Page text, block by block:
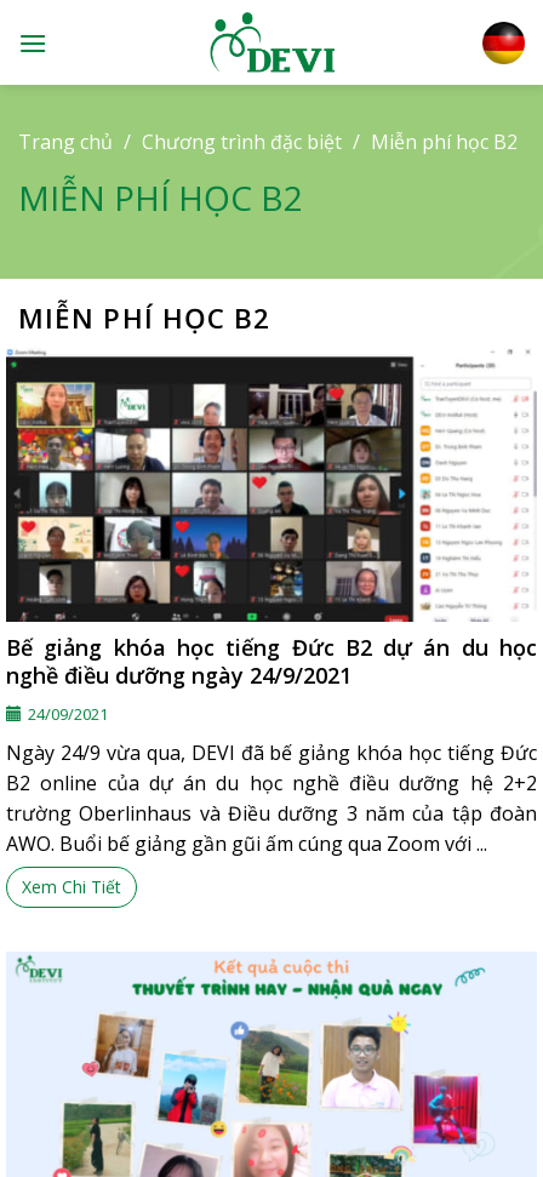
Trang chủ / Chương trình đặc biệt / Miễn phí học B2
MIỄN PHÍ HỌC B2
MIỄN PHÍ HỌC B2
Bế giảng khóa học tiếng Đức B2 dự án du học
nghề điều dưỡng ngày 24/9/2021
24/09/2021
️Ngày 24/9 vừa qua, DEVI đã bế giảng khóa học tiếng Đức
B2 online của dự án du học nghề điều dưỡng hệ 2+2
trường Oberlinhaus và Điều dưỡng 3 năm của tập đoàn
AWO. Buổi bế giảng gần gũi ấm cúng qua Zoom với ...
Xem Chi Tiết